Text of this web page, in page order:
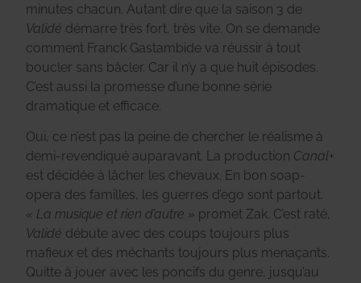
minutes chacun. Autant dire que la saison 3 de
Validé démarre très fort, très vite. On se demande
comment Franck Gastambide va réussir à tout
boucler sans bâcler. Car il n’y a que huit épisodes.
C’est aussi la promesse d’une bonne série
dramatique et efficace.
Oui, ce n’est pas la peine de chercher le réalisme à
demi-revendiqué auparavant. La production Canal+
est décidée à lâcher les chevaux. En bon soap-
opera des familles, les guerres d’ego sont partout.
« La musique et rien d’autre » promet Zak. C’est raté,
Validé débute avec des coups toujours plus
mafieux et des méchants toujours plus menaçants.
Quitte à jouer avec les poncifs du genre, jusqu’au